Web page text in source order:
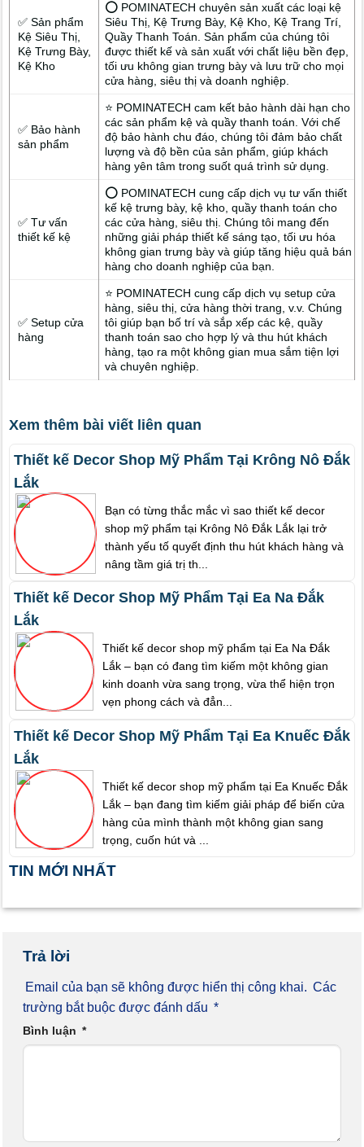
✅ Sản phẩm
Kệ Siêu Thị,
Kệ Trưng Bày,
Kệ Kho
⭕ POMINATECH chuyên sản xuất các loại kệ
Siêu Thị, Kệ Trưng Bày, Kệ Kho, Kệ Trang Trí,
Quầy Thanh Toán. Sản phẩm của chúng tôi
được thiết kế và sản xuất với chất liệu bền đẹp,
tối ưu không gian trưng bày và lưu trữ cho mọi
cửa hàng, siêu thị và doanh nghiệp.
✅ Bảo hành
sản phẩm
⭐ POMINATECH cam kết bảo hành dài hạn cho
các sản phẩm kệ và quầy thanh toán. Với chế
độ bảo hành chu đáo, chúng tôi đảm bảo chất
lượng và độ bền của sản phẩm, giúp khách
hàng yên tâm trong suốt quá trình sử dụng.
✅ Tư vấn
thiết kế kệ
⭕ POMINATECH cung cấp dịch vụ tư vấn thiết
kế kệ trưng bày, kệ kho, quầy thanh toán cho
các cửa hàng, siêu thị. Chúng tôi mang đến
những giải pháp thiết kế sáng tạo, tối ưu hóa
không gian trưng bày và giúp tăng hiệu quả bán
hàng cho doanh nghiệp của bạn.
✅ Setup cửa
hàng
⭐ POMINATECH cung cấp dịch vụ setup cửa
hàng, siêu thị, cửa hàng thời trang, v.v. Chúng
tôi giúp bạn bố trí và sắp xếp các kệ, quầy
thanh toán sao cho hợp lý và thu hút khách
hàng, tạo ra một không gian mua sắm tiện lợi
và chuyên nghiệp.
Xem thêm bài viết liên quan
Thiết kế Decor Shop Mỹ Phẩm Tại Krông Nô Đắk
Lắk
Bạn có từng thắc mắc vì sao thiết kế decor
shop mỹ phẩm tại Krông Nô Đắk Lắk lại trở
thành yếu tố quyết định thu hút khách hàng và
nâng tầm giá trị th...
Thiết kế Decor Shop Mỹ Phẩm Tại Ea Na Đắk
Lắk
Thiết kế decor shop mỹ phẩm tại Ea Na Đắk
Lắk – bạn có đang tìm kiếm một không gian
kinh doanh vừa sang trọng, vừa thể hiện trọn
vẹn phong cách và đẳn...
Thiết kế Decor Shop Mỹ Phẩm Tại Ea Knuếc Đắk
Lắk
Thiết kế decor shop mỹ phẩm tại Ea Knuếc Đắk
Lắk – bạn đang tìm kiếm giải pháp để biến cửa
hàng của mình thành một không gian sang
trọng, cuốn hút và ...
TIN MỚI NHẤT
Trả lời
Email của bạn sẽ không được hiển thị công khai. Các
trường bắt buộc được đánh dấu *
Bình luận *